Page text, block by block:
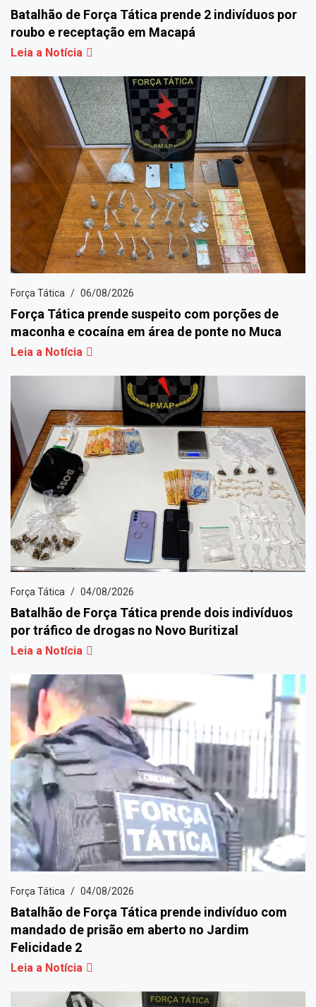
Batalhão de Força Tática prende 2 indivíduos por
roubo e receptação em Macapá
Leia a Notícia
Força Tática 06/08/2026
Força Tática prende suspeito com porções de
maconha e cocaína em área de ponte no Muca
Leia a Notícia
Força Tática 04/08/2026
Batalhão de Força Tática prende dois indivíduos
por tráfico de drogas no Novo Buritizal
Leia a Notícia
Força Tática 04/08/2026
Batalhão de Força Tática prende indivíduo com
mandado de prisão em aberto no Jardim
Felicidade 2
Leia a Notícia